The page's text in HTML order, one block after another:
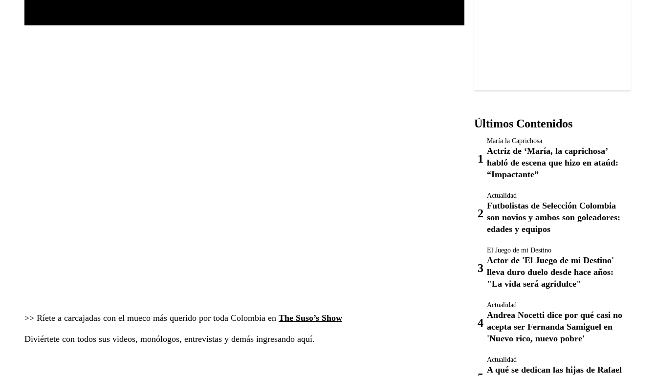
>> Ríete a carcajadas con el mueco más querido por toda Colombia en The Suso’s Show
Diviértete con todos sus videos, monólogos, entrevistas y demás ingresando aquí.
Últimos Contenidos
María la Caprichosa
Actriz de ‘María, la caprichosa’
habló de escena que hizo en ataúd:
“Impactante”
Actualidad
Futbolistas de Selección Colombia
son novios y ambos son goleadores:
edades y equipos
El Juego de mi Destino
Actor de 'El Juego de mi Destino'
lleva duro duelo desde hace años:
"La vida será agridulce"
Actualidad
Andrea Nocetti dice por qué casi no
acepta ser Fernanda Samiguel en
'Nuevo rico, nuevo pobre'
Actualidad
A qué se dedican las hijas de Rafael